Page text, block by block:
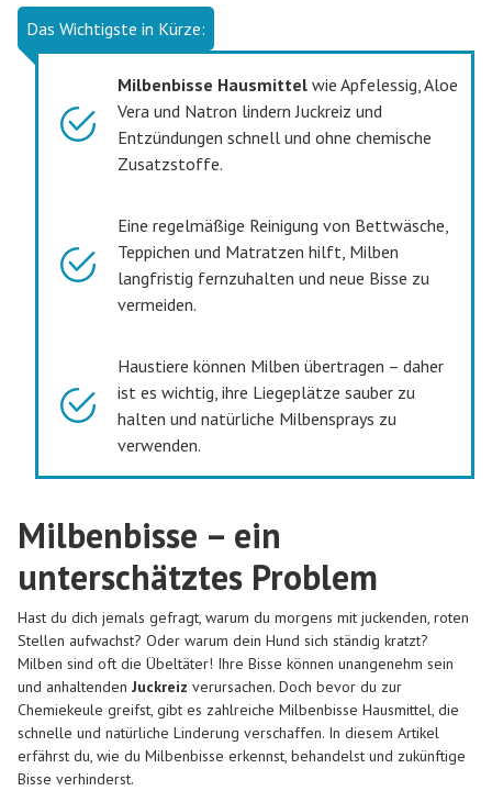
Das Wichtigste in Kürze:
Milbenbisse Hausmittel wie Apfelessig, Aloe
Vera und Natron lindern Juckreiz und
Entzündungen schnell und ohne chemische
Zusatzstoffe.
Eine regelmäßige Reinigung von Bettwäsche,
Teppichen und Matratzen hilft, Milben
langfristig fernzuhalten und neue Bisse zu
vermeiden.
Haustiere können Milben übertragen – daher
ist es wichtig, ihre Liegeplätze sauber zu
halten und natürliche Milbensprays zu
verwenden.
Milbenbisse – ein
unterschätztes Problem
Hast du dich jemals gefragt, warum du morgens mit juckenden, roten
Stellen aufwachst? Oder warum dein Hund sich ständig kratzt?
Milben sind oft die Übeltäter! Ihre Bisse können unangenehm sein
und anhaltenden Juckreiz verursachen. Doch bevor du zur
Chemiekeule greifst, gibt es zahlreiche Milbenbisse Hausmittel, die
schnelle und natürliche Linderung verschaffen. In diesem Artikel
erfährst du, wie du Milbenbisse erkennst, behandelst und zukünftige
Bisse verhinderst.